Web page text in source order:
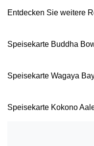
Entdecken Sie weitere
Speisekarte Buddha
Speisekarte Wagaya
Speisekarte Kokono